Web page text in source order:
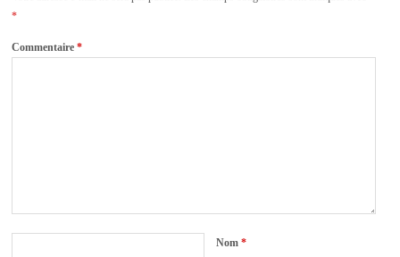
*
Commentaire*
Nom*